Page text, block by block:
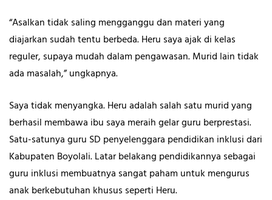
“Asalkan tidak saling mengganggu dan materi yang
diajarkan sudah tentu berbeda. Heru saya ajak di kelas
reguler, supaya mudah dalam pengawasan. Murid lain tidak
ada masalah,” ungkapnya.
Saya tidak menyangka. Heru adalah salah satu murid yang
berhasil membawa ibu saya meraih gelar guru berprestasi.
Satu-satunya guru SD penyelenggara pendidikan inklusi dari
Kabupaten Boyolali. Latar belakang pendidikannya sebagai
guru inklusi membuatnya sangat paham untuk mengurus
anak berkebutuhan khusus seperti Heru.